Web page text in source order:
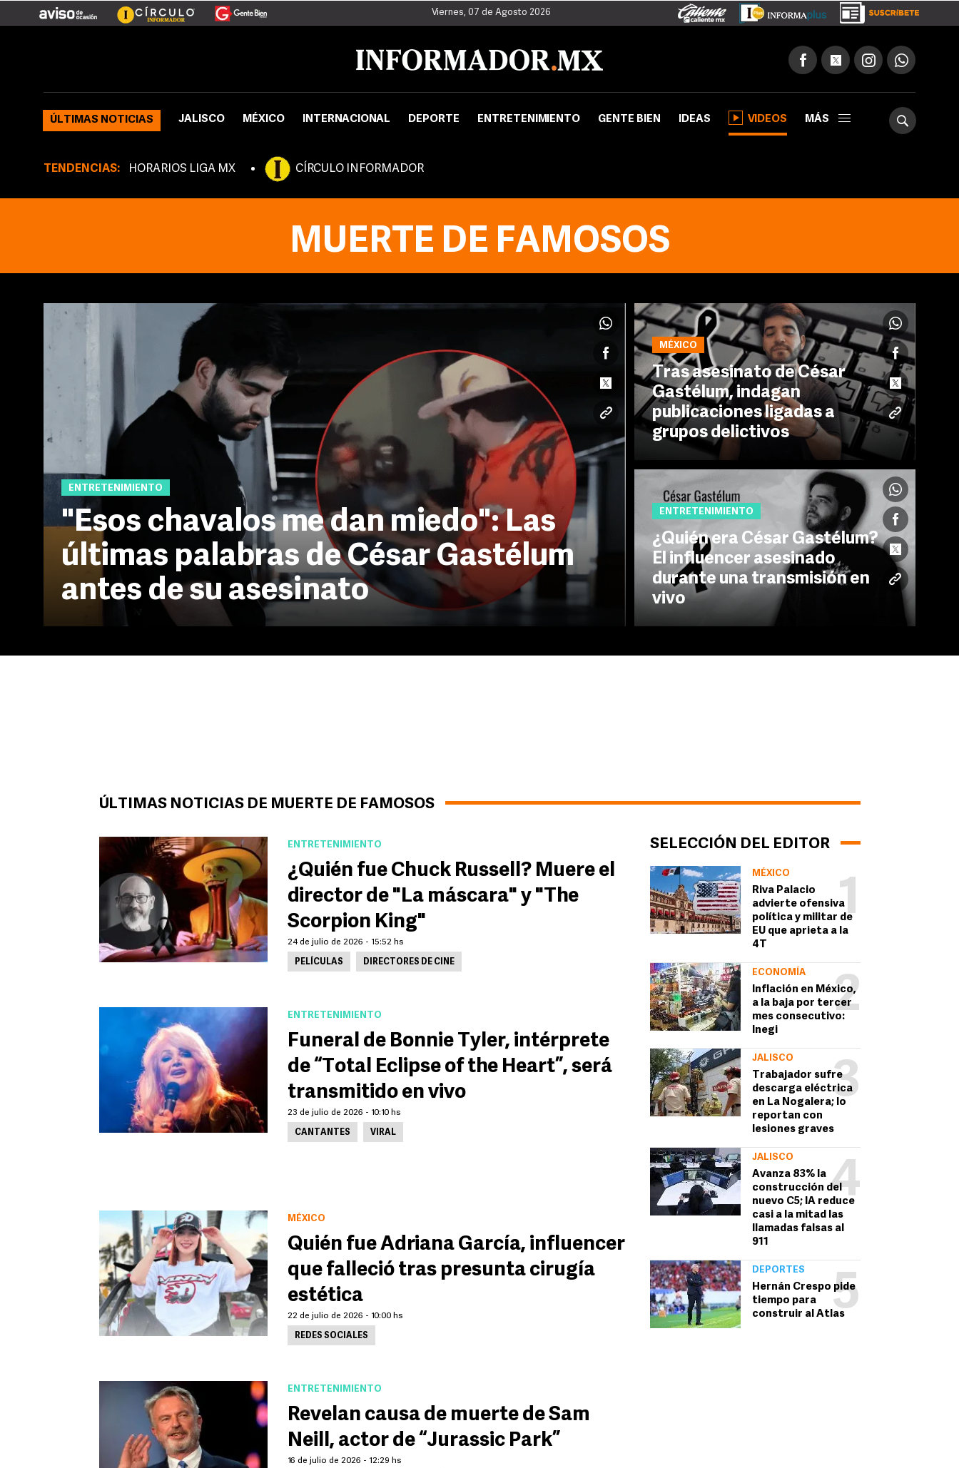
Viernes, 07 de Agosto 2026
ÚLTIMAS NOTICIAS JALISCO MÉXICO INTERNACIONAL DEPORTE ENTRETENIMIENTO GENTE BIEN IDEAS VIDEOS MÁS
TENDENCIAS: HORARIOS LIGA MX CÍRCULO INFORMADOR
MUERTE DE FAMOSOS
ENTRETENIMIENTO
"Esos chavalos me dan miedo": Las
últimas palabras de César Gastélum
antes de su asesinato
MÉXICO
Tras asesinato de César
Gastélum, indagan
publicaciones ligadas a
grupos delictivos
ENTRETENIMIENTO
¿Quién era César Gastélum?
El influencer asesinado
durante una transmisión en
vivo
ÚLTIMAS NOTICIAS DE MUERTE DE FAMOSOS
SELECCIÓN DEL EDITOR
1
MÉXICO
Riva Palacio
advierte ofensiva
política y militar de
EU que aprieta a la
4T
2
ECONOMÍA
Inflación en México,
a la baja por tercer
mes consecutivo:
Inegi
3
JALISCO
Trabajador sufre
descarga eléctrica
en La Nogalera; lo
reportan con
lesiones graves
4
JALISCO
Avanza 83% la
construcción del
nuevo C5; IA reduce
casi a la mitad las
llamadas falsas al
911
5
DEPORTES
Hernán Crespo pide
tiempo para
construir al Atlas
ENTRETENIMIENTO
¿Quién fue Chuck Russell? Muere el
director de "La máscara" y "The
Scorpion King"
24 de julio de 2026 - 15:52 hs
PELÍCULAS DIRECTORES DE CINE
ENTRETENIMIENTO
Funeral de Bonnie Tyler, intérprete
de “Total Eclipse of the Heart”, será
transmitido en vivo
23 de julio de 2026 - 10:10 hs
CANTANTES VIRAL
MÉXICO
Quién fue Adriana García, influencer
que falleció tras presunta cirugía
estética
22 de julio de 2026 - 10:00 hs
REDES SOCIALES
ENTRETENIMIENTO
Revelan causa de muerte de Sam
Neill, actor de “Jurassic Park”
16 de julio de 2026 - 12:29 hs